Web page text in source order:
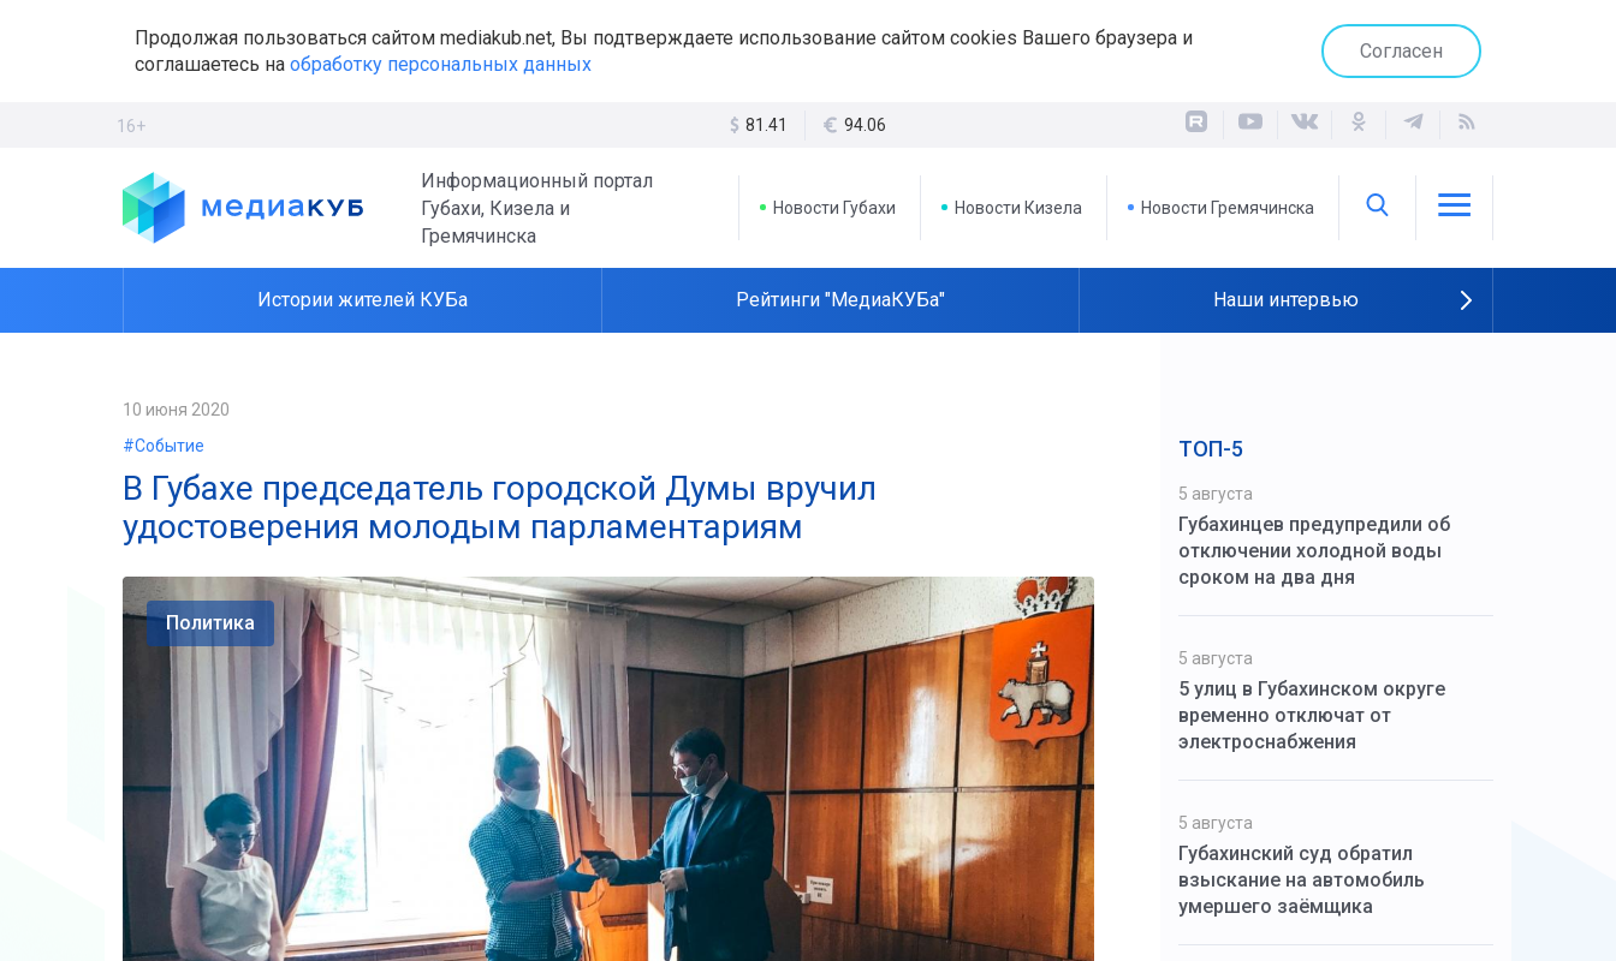
Продолжая пользоваться сайтом mediakub.net, Вы подтверждаете использование сайтом cookies Вашего браузера и
соглашаетесь на обработку персональных данных
Согласен
16+ 81.41 94.06
Информационный портал
Губахи, Кизела и
Гремячинска
Новости Губахи Новости Кизела Новости Гремячинска
Истории жителей КУБа Рейтинги "МедиаКУБа" Наши интервью
10 июня 2020
#Событие
В Губахе председатель городской Думы вручил
удостоверения молодым парламентариям
Политика
ТОП-5
5 августа
Губахинцев предупредили об
отключении холодной воды
сроком на два дня
5 августа
5 улиц в Губахинском округе
временно отключат от
электроснабжения
5 августа
Губахинский суд обратил
взыскание на автомобиль
умершего заёмщика